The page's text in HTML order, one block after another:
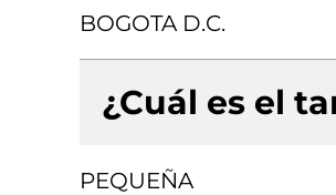
BOGOTA D.C.
¿Cuál es el
PEQUEÑA